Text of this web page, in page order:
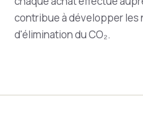
contribue à développer
d'élimination du CO₂.